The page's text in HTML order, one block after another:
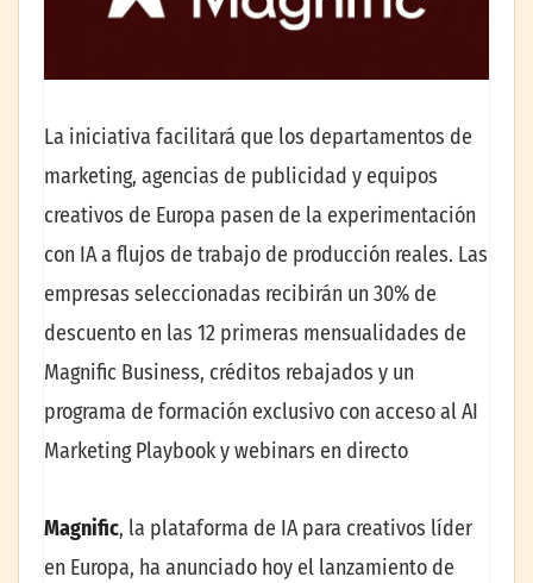
La iniciativa facilitará que los departamentos de
marketing, agencias de publicidad y equipos
creativos de Europa pasen de la experimentación
con IA a flujos de trabajo de producción reales. Las
empresas seleccionadas recibirán un 30% de
descuento en las 12 primeras mensualidades de
Magnific Business, créditos rebajados y un
programa de formación exclusivo con acceso al AI
Marketing Playbook y webinars en directo
Magnific, la plataforma de IA para creativos líder
en Europa, ha anunciado hoy el lanzamiento de